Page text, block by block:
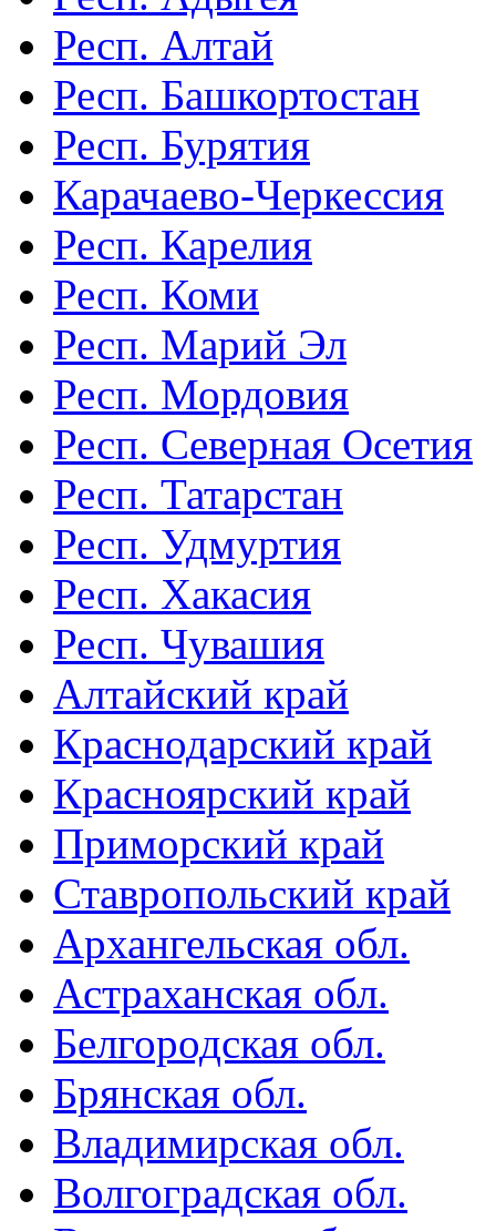
Респ. Алтай
Респ. Башкортостан
Респ. Бурятия
Карачаево-Черкессия
Респ. Карелия
Респ. Коми
Респ. Марий Эл
Респ. Мордовия
Респ. Северная Осетия
Респ. Татарстан
Респ. Удмуртия
Респ. Хакасия
Респ. Чувашия
Алтайский край
Краснодарский край
Красноярский край
Приморский край
Ставропольский край
Архангельская обл.
Астраханская обл.
Белгородская обл.
Брянская обл.
Владимирская обл.
Волгоградская обл.